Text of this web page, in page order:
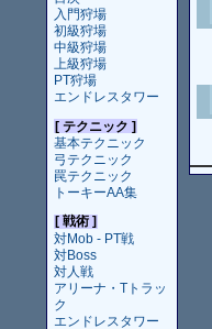
入門狩場
初級狩場
中級狩場
上級狩場
PT狩場
エンドレスタワー
[ テクニック ]
基本テクニック
弓テクニック
罠テクニック
トーキーAA集
[ 戦術 ]
対Mob - PT戦
対Boss
対人戦
アリーナ・Tトラッ
ク
エンドレスタワー